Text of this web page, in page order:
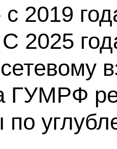
2019
2025
ГУМРФ
по